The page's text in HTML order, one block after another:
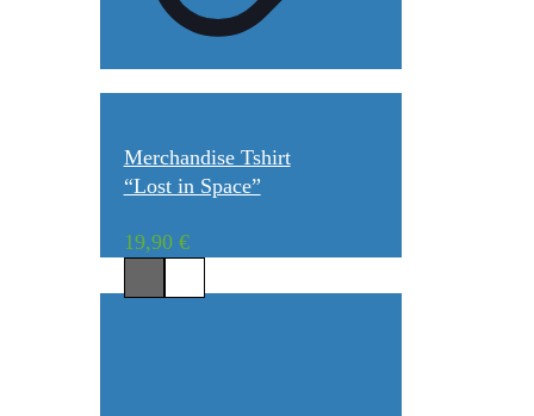
Merchandise Tshirt
“Lost in Space”
19,90 €